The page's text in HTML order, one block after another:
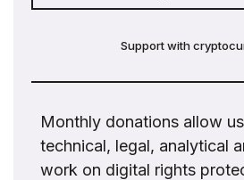
Support with
Monthly donations allow
technical, legal, analytical
work on digital rights